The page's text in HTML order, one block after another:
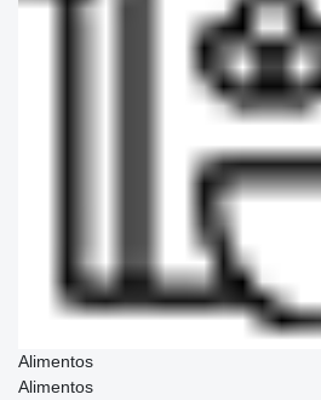
Alimentos
Alimentos